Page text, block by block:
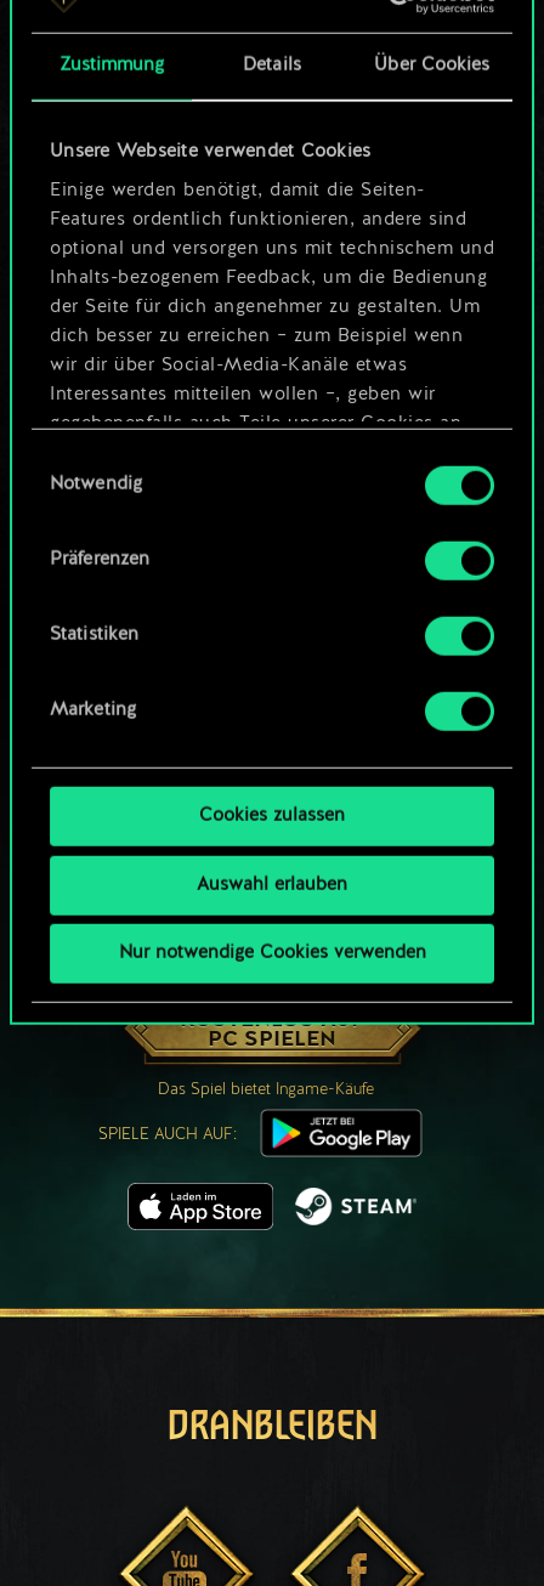
Zustimmung Details Über Cookies
Unsere Webseite verwendet Cookies
Einige werden benötigt, damit die Seiten-
Features ordentlich funktionieren, andere sind
optional und versorgen uns mit technischem und
Inhalts-bezogenem Feedback, um die Bedienung
der Seite für dich angenehmer zu gestalten. Um
dich besser zu erreichen – zum Beispiel wenn
wir dir über Social-Media-Kanäle etwas
Interessantes mitteilen wollen –, geben wir
gegebenenfalls auch Teile unserer Cookies an
Cookies erfordert allerdings deine Zustimmung.
Alle Details zu unserer Nutzung von Cookies
findest du unten im Menü „Einstellungen“, wo
um das Thema Cookies ändern kannst.
Notwendig
Präferenzen
Statistiken
Marketing
Cookies zulassen
Auswahl erlauben
Nur notwendige Cookies verwenden
Karten.
Wo es doch so viel
mehr sein kann!
Deck benennen und Leitfaden
erstellen
Deck bearbeiten
ODER
Community-Decks durchsuchen
WIE WÄR’S MIT EINER RUNDE GWENT?
KOSTENLOS AUF
PC SPIELEN
Das Spiel bietet Ingame-Käufe
SPIELE AUCH AUF:
DRANBLEIBEN